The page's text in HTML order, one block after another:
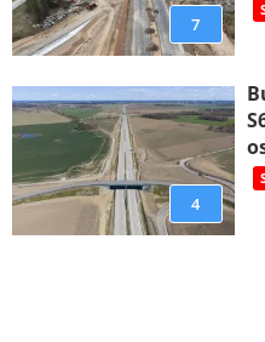
7
4